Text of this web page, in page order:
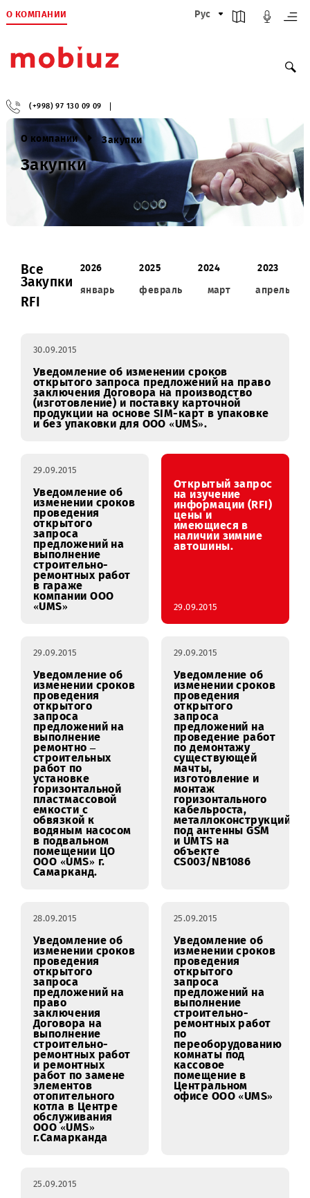
О КОМПАНИИ Рус
(+998) 97 130 09 09
О компании Закупки
Закупки
Все 2026 2025 2024
30.09.2015
Уведомление об изменении сроков
открытого запроса предложений на право
продукции на основе SIM-карт в упаковке
и без упаковки для ООО «UMS».
29.09.2015
Уведомление об
изменении сроков
проведения
открытого
запроса
предложений на
в гараже
«UMS» 29.09.2015
Открытый запрос
на изучение
автошины.
29.09.2015
Уведомление об
изменении сроков
проведения
открытого
запроса
предложений на
выполнение
ремонтно –
строительных
работ по
установке
горизонтальной
водяным насосом
в подвальном
помещении ЦО
ООО «UMS» г.
Самарканд.
29.09.2015
Уведомление об
изменении сроков
проведения
открытого
запроса
предложений на
проведение работ
по демонтажу
существующей
мачты,
изготовление и
под антенны GSM
и UMTS на
объекте
CS003/NB1086
28.09.2015
Уведомление об
изменении сроков
проведения
открытого
запроса
предложений на
право
заключения
Договора на
выполнение
и ремонтных
25.09.2015
Уведомление об
изменении сроков
проведения
открытого
запроса
предложений на